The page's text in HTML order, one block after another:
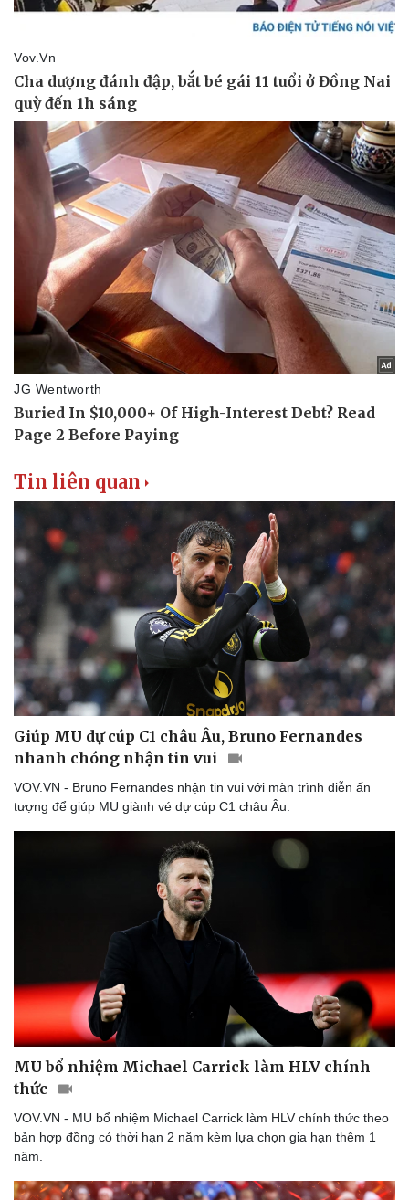
Thể thao
Bóng đá
Lịch thi đấu bóng đá
Thế giới thể thao
eSports
Hậu trường
Ô tô - Xe máy
Ô tô
Xe máy
Tư vấn
Tin liên quan
Giúp MU dự cúp C1 châu Âu, Bruno Fernandes
nhanh chóng nhận tin vui
VOV.VN - Bruno Fernandes nhận tin vui với màn trình diễn ấn
tượng để giúp MU giành vé dự cúp C1 châu Âu.
MU bổ nhiệm Michael Carrick làm HLV chính
thức
VOV.VN - MU bổ nhiệm Michael Carrick làm HLV chính thức theo
bản hợp đồng có thời hạn 2 năm kèm lựa chọn gia hạn thêm 1
năm.